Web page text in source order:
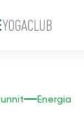
Energia